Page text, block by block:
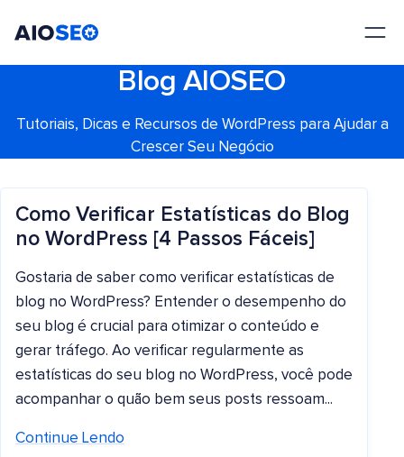
Blog AIOSEO
Tutoriais, Dicas e Recursos de WordPress para Ajudar a
Crescer Seu Negócio
Como Verificar Estatísticas do Blog
no WordPress [4 Passos Fáceis]
Gostaria de saber como verificar estatísticas de
blog no WordPress? Entender o desempenho do
seu blog é crucial para otimizar o conteúdo e
gerar tráfego. Ao verificar regularmente as
estatísticas do seu blog no WordPress, você pode
acompanhar o quão bem seus posts ressoam...
Continue Lendo